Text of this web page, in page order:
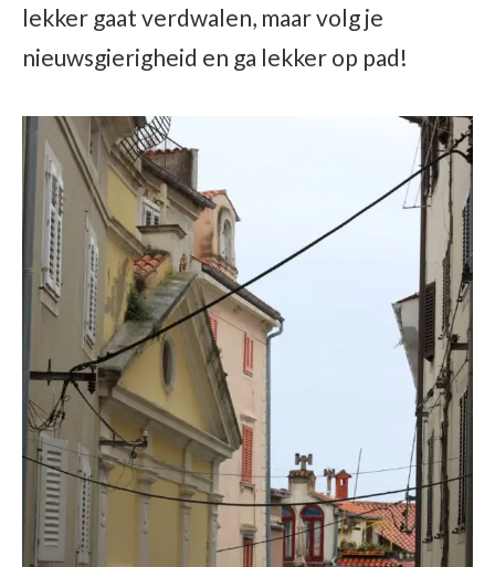
lekker gaat verdwalen, maar volg je
nieuwsgierigheid en ga lekker op pad!